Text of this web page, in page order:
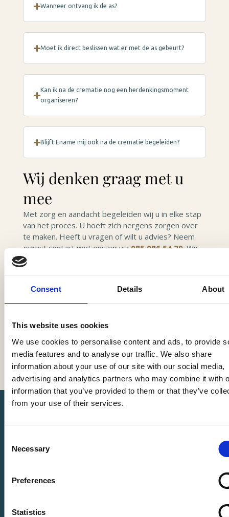
Consent Details About
This website uses cookies
We use cookies to personalise content and ads, to provide
media features and to analyse our traffic. We also share
information about your use of our site with our social media,
advertising and analytics partners who may combine it with
information that you’ve provided to them or that they’ve
from your use of their services.
Selection
Necessary
Preferences
Statistics
Wanneer ontvang ik de as?
Moet ik direct beslissen wat er met de as gebeurt?
Kan ik na de crematie nog een herdenkingsmoment
organiseren?
Blijft Ename mij ook na de crematie begeleiden?
Wij denken graag met u
mee
Met zorg en aandacht begeleiden wij u in elke stap
van het proces. U hoeft zich nergens zorgen over
te maken. Heeft u vragen of wilt u advies? Neem
gerust contact met ons op via085 086 54 20. Wij
helpen u graag.
Bart van Eenennaam
afscheid.